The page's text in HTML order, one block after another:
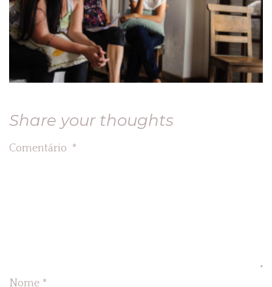
Share your thoughts
Comentário *
Nome *